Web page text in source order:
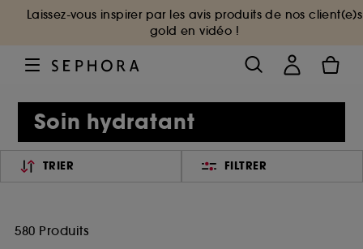
Laissez-vous inspirer par les avis produits de nos client(e)s
gold en vidéo !
Soin hydratant
TRIER FILTRER
580 Produits